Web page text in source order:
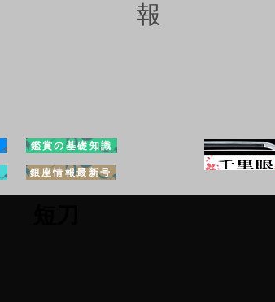
報
鑑賞の基礎知識
銀座情報最新号